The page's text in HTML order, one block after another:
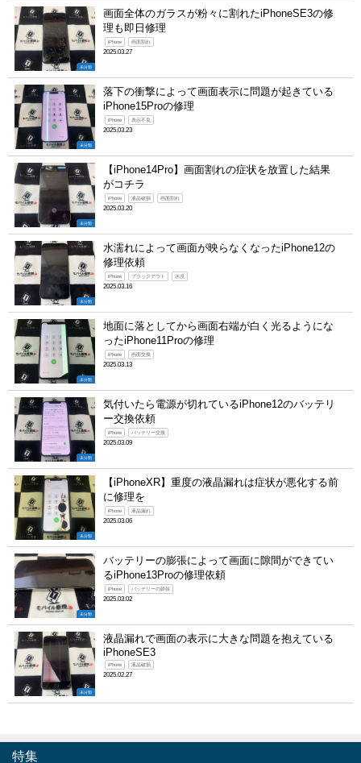
未分類
画面全体のガラスが粉々に割れたiPhoneSE3の修
理も即日修理
iPhone 画面割れ
2025.03.27
未分類
落下の衝撃によって画面表示に問題が起きている
iPhone15Proの修理
iPhone 表示不良
2025.03.23
未分類
【iPhone14Pro】画面割れの症状を放置した結果
がコチラ
iPhone 液晶破損 画面割れ
2025.03.20
未分類
水濡れによって画面が映らなくなったiPhone12の
修理依頼
iPhone ブラックアウト 水没
2025.03.16
未分類
地面に落としてから画面右端が白く光るようにな
ったiPhone11Proの修理
iPhone 画面交換
2025.03.13
未分類
気付いたら電源が切れているiPhone12のバッテリ
ー交換依頼
iPhone バッテリー交換
2025.03.09
未分類
【iPhoneXR】重度の液晶漏れは症状が悪化する前
に修理を
iPhone 液晶漏れ
2025.03.06
未分類
バッテリーの膨張によって画面に隙間ができてい
るiPhone13Proの修理依頼
iPhone バッテリーの膨張
2025.03.02
未分類
液晶漏れで画面の表示に大きな問題を抱えている
iPhoneSE3
iPhone 液晶破損
2025.02.27
特集